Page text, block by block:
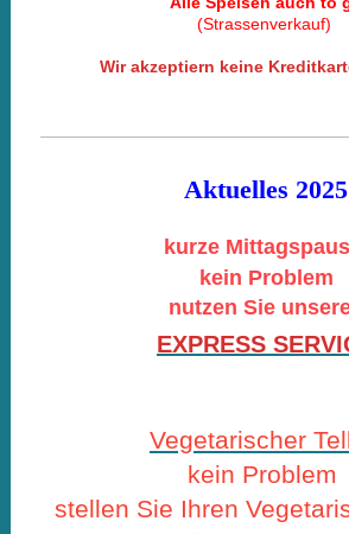
(Strassenverkauf)
Wir akzeptiern keine
Aktuelles 2025
kurze
kein Problem
nutzen Sie
EXPRESS
Vegetarischer
kein Problem
stellen Sie Ihren